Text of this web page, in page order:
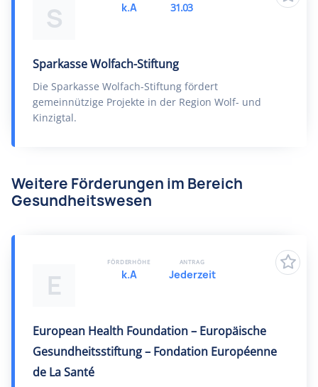
S
Sparkasse Wolfach-Stiftung
Die Sparkasse Wolfach-Stiftung fördert
gemeinnützige Projekte in der Region Wolf- und
Kinzigtal.
k.A 31.03
Weitere Förderungen im Bereich
Gesundheitswesen
E
European Health Foundation – Europäische
Gesundheitsstiftung – Fondation Européenne
de La Santé
FÖRDERHÖHE
k.A
ANTRAG
Jederzeit